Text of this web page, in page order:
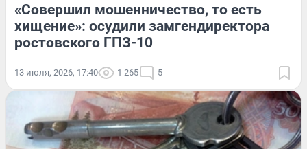
«Совершил мошенничество, то есть
хищение»: осудили замгендиректора
ростовского ГПЗ-10
13 июля, 2026, 17:40 1 265 5